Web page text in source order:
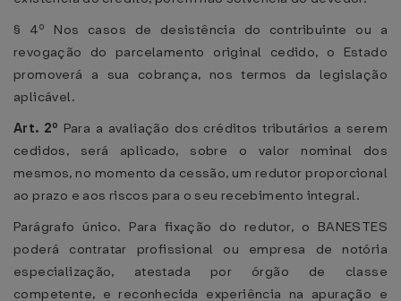
§ 4º Nos casos de desistência do contribuinte ou a
revogação do parcelamento original cedido, o Estado
promoverá a sua cobrança, nos termos da legislação
aplicável.
Art. 2º Para a avaliação dos créditos tributários a serem
cedidos, será aplicado, sobre o valor nominal dos
mesmos, no momento da cessão, um redutor proporcional
ao prazo e aos riscos para o seu recebimento integral.
Parágrafo único. Para fixação do redutor, o BANESTES
poderá contratar profissional ou empresa de notória
especialização, atestada por órgão de classe
competente, e reconhecida experiência na apuração e